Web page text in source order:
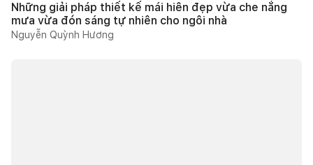
Những giải pháp thiết kế mái hiên đẹp vừa che nắng
mưa vừa đón sáng tự nhiên cho ngôi nhà
Nguyễn Quỳnh Hương